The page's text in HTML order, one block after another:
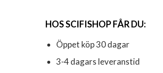
HOS SCIFISHOP FÅR DU:
Öppet köp 30 dagar
3-4 dagars leveranstid